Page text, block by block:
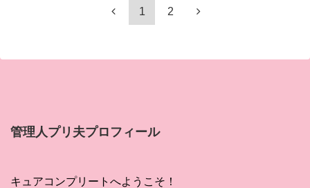
1 2
管理人プリ夫プロフィール
キュアコンプリートへようこそ！